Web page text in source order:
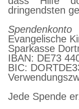
dringendsten
Spendenkonto
Evangelische
Sparkasse
IBAN: DE73
BIC:
Jede Spende